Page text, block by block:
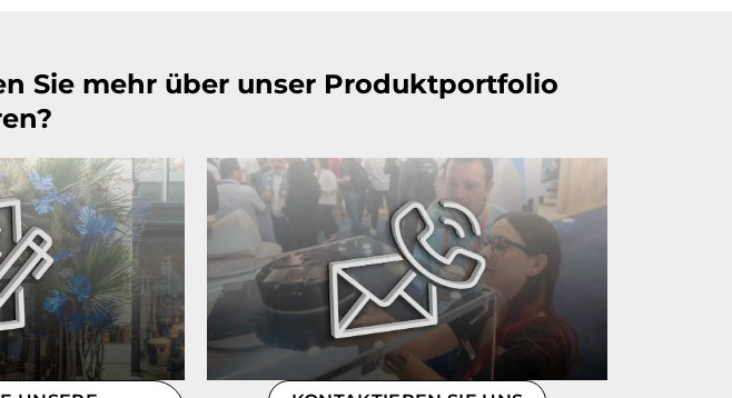
Sie mehr über unser Produktportfolio